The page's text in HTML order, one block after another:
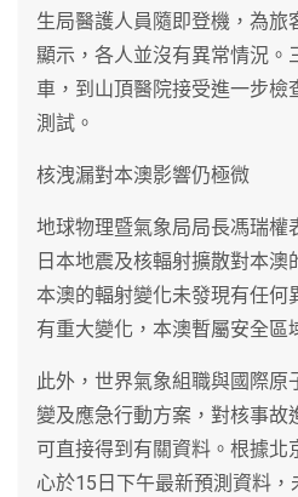
生局醫護人員隨即登機，為旅
顯示，各人並沒有異常情況。
車，到山頂醫院接受進一步檢
測試。
核洩漏對本澳影響仍極微
地球物理暨氣象局局長馮瑞權
日本地震及核輻射擴散對本澳
本澳的輻射變化未發現有任何
有重大變化，本澳暫屬安全區
此外，世界氣象組職與國際
變及應急行動方案，對核事故
可直接得到有關資料。根據北
心於15日下午最新預測資料